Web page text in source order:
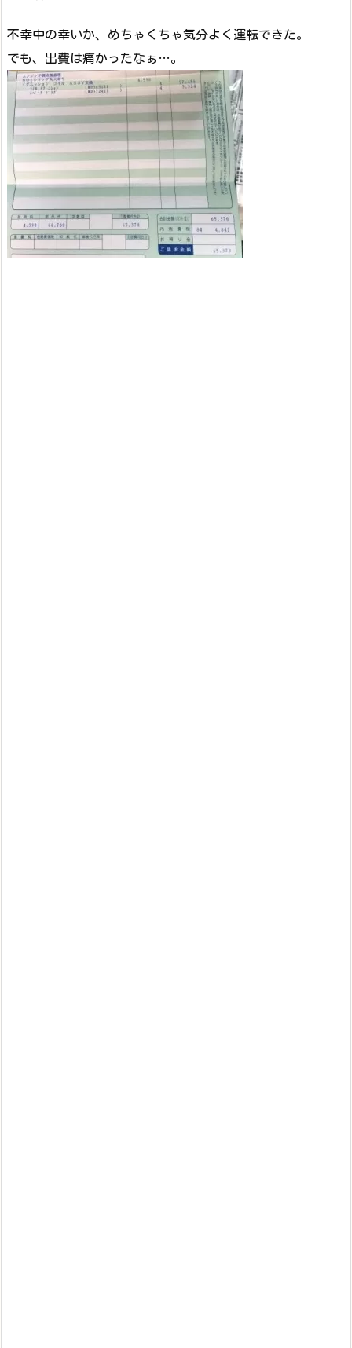
不幸中の幸いか、めちゃくちゃ気分よく運転できた。
でも、出費は痛かったなぁ…。